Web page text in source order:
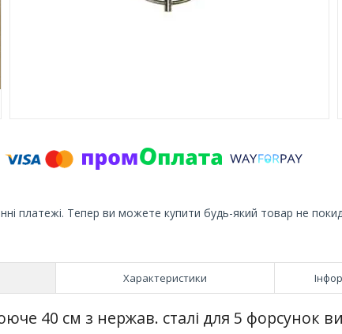
платежі. Тепер ви можете купити будь-який товар не
Характеристики
40 см з нержав. сталі для 5 форсунок